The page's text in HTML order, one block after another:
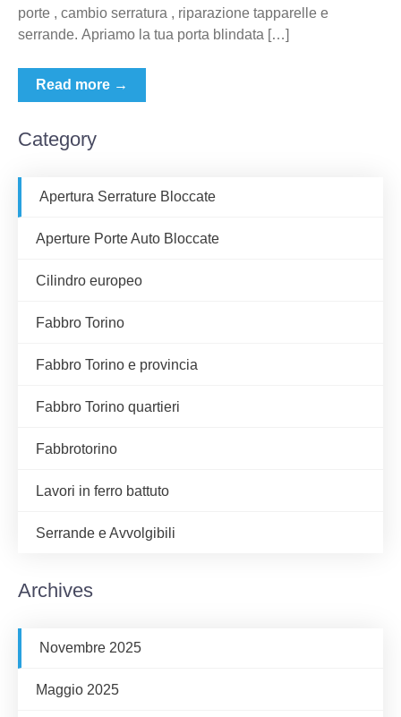
porte , cambio serratura , riparazione tapparelle e
serrande. Apriamo la tua porta blindata […]
Read more →
Category
Apertura Serrature Bloccate
Aperture Porte Auto Bloccate
Cilindro europeo
Fabbro Torino
Fabbro Torino e provincia
Fabbro Torino quartieri
Fabbrotorino
Lavori in ferro battuto
Serrande e Avvolgibili
Archives
Novembre 2025
Maggio 2025